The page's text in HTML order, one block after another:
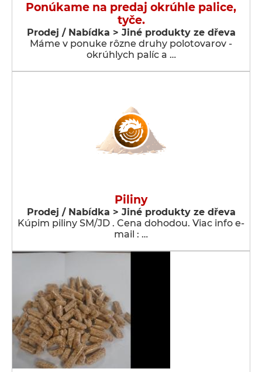
Ponúkame na predaj okrúhle palice,
tyče.
Prodej / Nabídka > Jiné produkty ze dřeva
Máme v ponuke rôzne druhy polotovarov -
okrúhlych palíc a …
Piliny
Prodej / Nabídka > Jiné produkty ze dřeva
Kúpim piliny SM/JD . Cena dohodou. Viac info e-
mail : …